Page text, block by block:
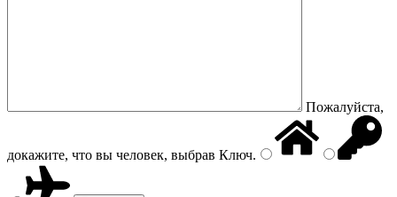
Пожалуйста,
докажите, что вы человек, выбрав Ключ.